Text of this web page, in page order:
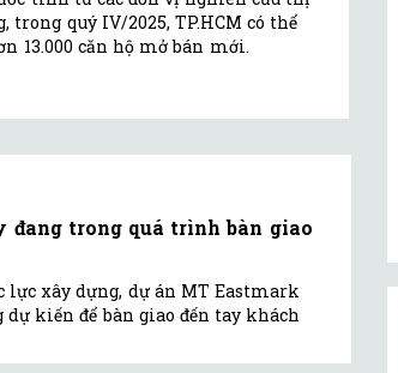
trong quý IV/2025, TP.HCM có thể
13.000 căn hộ mở bán mới.
đang trong quá trình bàn giao
lực xây dựng, dự án MT Eastmark
dự kiến để bàn giao đến tay khách